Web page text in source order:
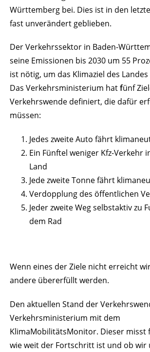
Württemberg bei. Dies ist in den
fast unverändert geblieben.
Der Verkehrssektor in Baden-
seine Emissionen bis 2030 um 55
ist nötig, um das Klimaziel des
Das Verkehrsministerium hatfünf
Verkehrswende definiert, die dafür
müssen:
Jedes zweite Auto fährt
Ein Fünftel weniger Kfz-Verkehr
Land
Jede zweite Tonne fährt
Verdopplung des öffentlichen
Jeder zweite Weg selbstaktiv zu
dem Rad
Wenn eines der Ziele nicht erreicht
andere übererfüllt werden.
Den aktuellen Stand der
Verkehrsministerium mit dem
KlimaMobilitätsMonitor. Dieser misst
wie weit der Fortschritt ist und ob wir